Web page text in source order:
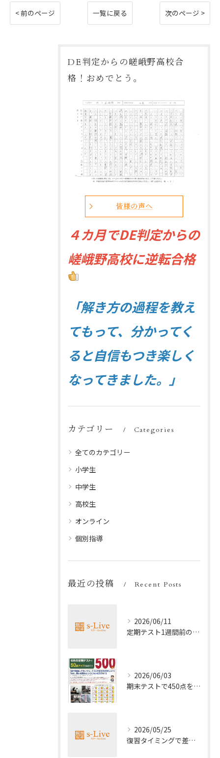
< 前のページ 一覧に戻る 次のページ >
DE判定からの嵯峨野高校合
格！おめでとう。
皆様の声へ
４カ月でDE判定からの
嵯峨野高校に逆転合格
「解き方の過程を教え
てもって、分かってく
ると自信もつき楽しく
なってきました。」
カテゴリー Categories
全てのカテゴリー
小学生
中学生
高校生
オンライン
個別指導
最近の投稿 Recent Posts
2026/06/11
定期テスト1週間前の効率暗記法
2026/06/03
期末テストで450点を取る勉強法
2026/05/25
復習タイミングで差がつく勉強法